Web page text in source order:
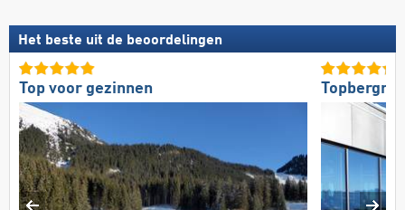
Het beste uit de beoordelingen
Top voor gezinnen